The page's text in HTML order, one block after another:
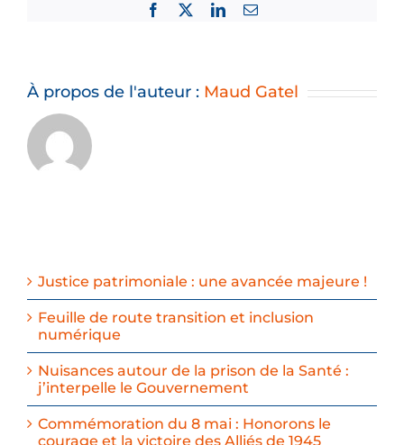
Facebook LinkedInEmail
À propos de l'auteur : Maud Gatel
Justice patrimoniale : une avancée majeure !
Feuille de route transition et inclusion
numérique
Nuisances autour de la prison de la Santé :
j’interpelle le Gouvernement
Commémoration du 8 mai : Honorons le
courage et la victoire des Alliés de 1945